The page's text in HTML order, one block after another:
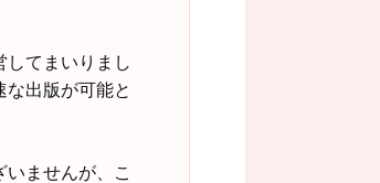
してまいりまし
出版が可能と
ませんが、こ